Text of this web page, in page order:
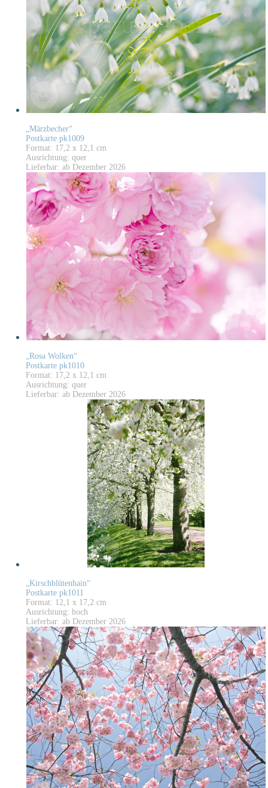
„Märzbecher“
Postkarte pk1009
Format: 17,2 x 12,1 cm
Ausrichtung: quer
Lieferbar: ab Dezember 2026
„Rosa Wolken“
Postkarte pk1010
Format: 17,2 x 12,1 cm
Ausrichtung: quer
Lieferbar: ab Dezember 2026
„Kirschblütenhain“
Postkarte pk1011
Format: 12,1 x 17,2 cm
Ausrichtung: hoch
Lieferbar: ab Dezember 2026